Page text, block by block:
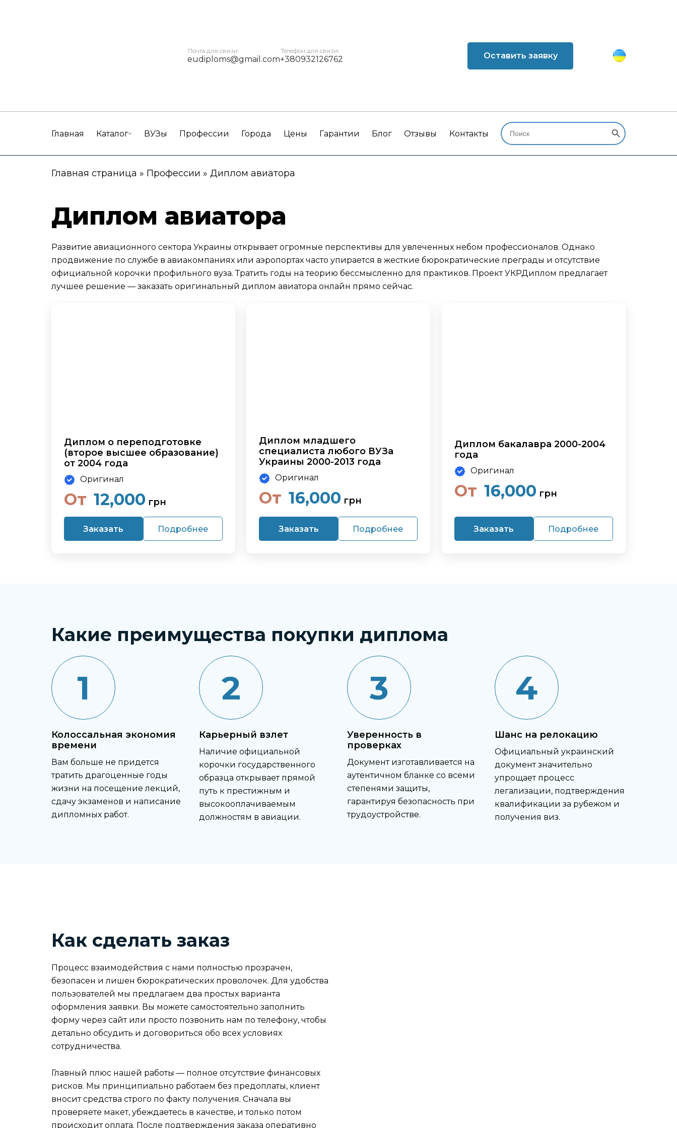
Почта для связи:
eudiploms@gmail.com
Телефон для связи:
+380932126762 Оставить заявку
Главная Каталог ВУЗы Профессии Города Цены Гарантии Блог Отзывы Контакты
Search
for:
Search Button
Главная страница » Профессии » Диплом авиатора
Диплом авиатора
Развитие авиационного сектора Украины открывает огромные перспективы для увлеченных небом профессионалов. Однако
продвижение по службе в авиакомпаниях или аэропортах часто упирается в жесткие бюрократические преграды и отсутствие
официальной корочки профильного вуза. Тратить годы на теорию бессмысленно для практиков. Проект УКРДиплом предлагает
лучшее решение — заказать оригинальный диплом авиатора онлайн прямо сейчас.
Диплом о переподготовке
(второе высшее образование)
от 2004 года
Оригинал
От 12,000 грн
Заказать Подробнее
Диплом младшего
специалиста любого ВУЗа
Украины 2000-2013 года
Оригинал
От 16,000 грн
Заказать Подробнее
Диплом бакалавра 2000-2004
года
Оригинал
От 16,000 грн
Заказать Подробнее
Какие преимущества покупки диплома
1
Колоссальная экономия
времени
Вам больше не придется
тратить драгоценные годы
жизни на посещение лекций,
сдачу экзаменов и написание
дипломных работ.
2
Карьерный взлет
Наличие официальной
корочки государственного
образца открывает прямой
путь к престижным и
высокооплачиваемым
должностям в авиации.
3
Уверенность в
проверках
Документ изготавливается на
аутентичном бланке со всеми
степенями защиты,
гарантируя безопасность при
трудоустройстве.
4
Шанс на релокацию
Официальный украинский
документ значительно
упрощает процесс
легализации, подтверждения
квалификации за рубежом и
получения виз.
Как сделать заказ
Процесс взаимодействия с нами полностью прозрачен,
безопасен и лишен бюрократических проволочек. Для удобства
пользователей мы предлагаем два простых варианта
оформления заявки. Вы можете самостоятельно заполнить
форму через сайт или просто позвонить нам по телефону, чтобы
детально обсудить и договориться обо всех условиях
сотрудничества.
Главный плюс нашей работы — полное отсутствие финансовых
рисков. Мы принципиально работаем без предоплаты, клиент
вносит средства строго по факту получения. Сначала вы
проверяете макет, убеждаетесь в качестве, и только потом
происходит оплата. После подтверждения заказа оперативно